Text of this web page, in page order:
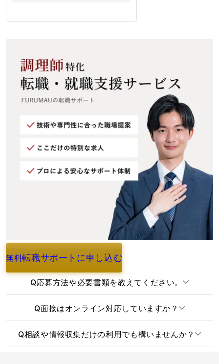
無料転職サポートに申し込む
よくあるご質問
Q応募方法や必要書類を教えてください。
Q面接はオンライン対応していますか？
Q相談や情報収集だけの利用でも構いませんか？